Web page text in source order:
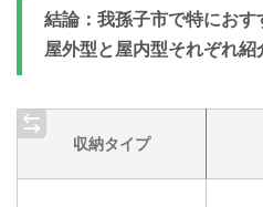
結論：我孫子市で特にお
屋外型と屋内型それぞれ紹
収納タイプ